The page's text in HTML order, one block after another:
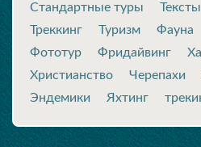
Стандартные туры
Тексты
Треккинг
Туризм Фауна
Фототур
Фридайвинг
Христианство
Черепахи
Эндемики
Яхтинг